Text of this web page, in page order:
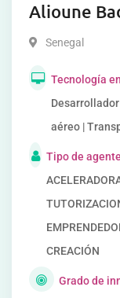
Alioune
Senegal
Tecnología
aéreo |
Tipo de agente
CREACIÓN
Grado de